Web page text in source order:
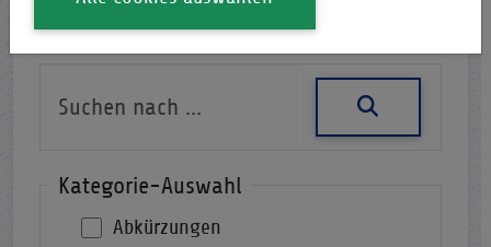
Nach einer Abkürzung suchen
Kategorie-Auswahl
Abkürzungen